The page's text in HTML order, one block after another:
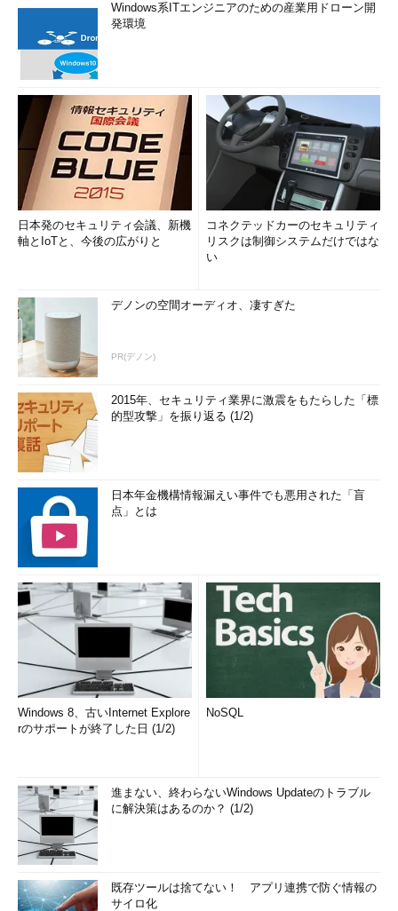
Windows系ITエンジニアのための産業用ドローン開
発環境
日本発のセキュリティ会議、新機
軸とIoTと、今後の広がりと
コネクテッドカーのセキュリティ
リスクは制御システムだけではな
い
デノンの空間オーディオ、凄すぎた
PR(デノン)
2015年、セキュリティ業界に激震をもたらした「標
的型攻撃」を振り返る (1/2)
日本年金機構情報漏えい事件でも悪用された「盲
点」とは
Windows 8、古いInternet Explore
rのサポートが終了した日 (1/2)
NoSQL
進まない、終わらないWindows Updateのトラブル
に解決策はあるのか？ (1/2)
既存ツールは捨てない！ アプリ連携で防ぐ情報の
サイロ化